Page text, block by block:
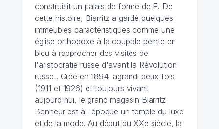
construisit un palais de forme de E. De
cette histoire, Biarritz a gardé quelques
immeubles caractéristiques comme une
église orthodoxe à la coupole peinte en
bleu à rapprocher des visites de
l'aristocratie russe d'avant la Révolution
russe . Créé en 1894, agrandi deux fois
(1911 et 1926) et toujours vivant
aujourd'hui, le grand magasin Biarritz
Bonheur est à l'époque un temple du luxe
et de la mode. Au début du XXe siècle, la